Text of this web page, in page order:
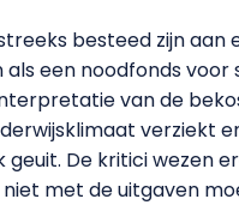
besteed zijn aan
een noodfonds
van de
verziekt
De kritici wezen
met de uitgaven